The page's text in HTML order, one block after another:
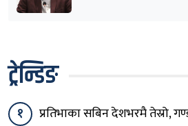
ट्रेन्डिङ
१ प्रतिभाका सबिन देशभरमै तेस्रो,